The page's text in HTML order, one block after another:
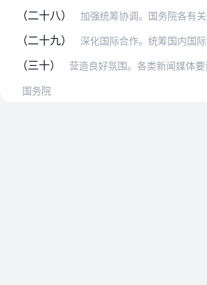
（二十八） 加强统筹协调。国务院各有关部门要加强协同配合，形成工作合力。国家发展改革委要会同有关部门强化统筹
（二十九） 深化国际合作。统筹国内国际两个大局，加强与世界各个国家和地区在绿色低碳循环发展领域的政策沟通、技
（三十）
营造良好氛围。各类新闻媒体要讲好我国绿色低碳循环发展故事，大力宣传取得的显著成就，积极宣扬先进典型，
国务院